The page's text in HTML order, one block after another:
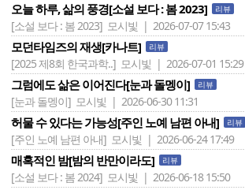
오늘 하루, 삶의 풍경[소설 보다 : 봄 2023] 리뷰
[소설 보다 : 봄 2023] 모시빛 | 2026-07-07 15:43
모던타임즈의 재생[카나트] 리뷰
[2025 제8회 한국과학..] 모시빛 | 2026-07-01 15:29
그럼에도 삶은 이어진다[눈과 돌멩이] 리뷰
[눈과 돌멩이] 모시빛 | 2026-06-30 11:31
허물 수 있다는 가능성[주인 노예 남편 아내] 리뷰
[주인 노예 남편 아내] 모시빛 | 2026-06-24 17:49
매혹적인 밤[밤의 반만이라도] 리뷰
[소설 보다 : 봄 2024] 모시빛 | 2026-06-18 15:50